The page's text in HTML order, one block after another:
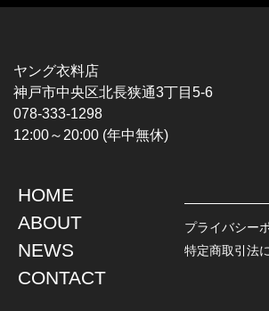
MUSIC TEE
HARDCORE / PUNK
PROGLESSIVE ROCK
POPS
SOUL / R&B
T-SHIRTS
CHAMPION
TOPS
L / S SHIRT
S / S SHIRT
HAWAIIAN SHIRT
JACKET
DENIM
LEATHER
ヤング衣料店
神戸市中央区北長狭通3丁目5-6
078-333-1298
12:00～20:00 (年中無休)
HOME
ABOUT
NEWS
CONTACT
プライバシー
特定商取引法